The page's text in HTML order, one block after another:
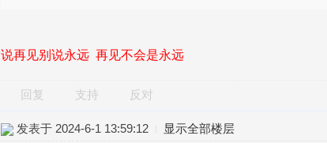
说再见别说永远 再见不会是永远
回复 支持 反对
发表于 2024-6-1 13:59:12 显示全部楼层